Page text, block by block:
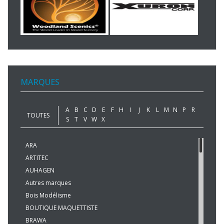
MARQUES
TOUTES
A B C D E F H I J K L M N P
R
S
T V W X
ARA
ARTITEC
AUHAGEN
Autres marques
Bois Modélisme
BOUTIQUE MAQUETTISTE
BRAWA